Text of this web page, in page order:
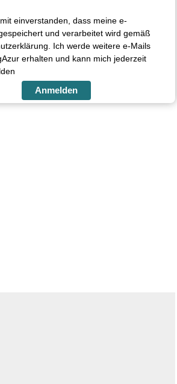
einverstanden, dass meine e-
und verarbeitet wird gemäß
Ich werde weitere e-Mails
erhalten und kann mich jederzeit
Anmelden